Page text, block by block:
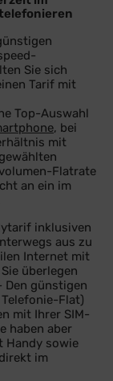
Sie sich
Tarif mit
Top-Auswahl
, bei
mit
Flatrate
an ein im
inklusiven
aus zu
Internet mit
überlegen
Den günstigen
Flat)
mit Ihrer SIM-
haben aber
Handy sowie
im